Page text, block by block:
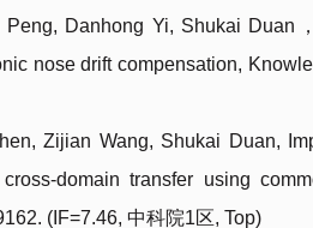
Danhong Yi, Shukai Duan，
nose drift compensation,
Zijian Wang, Shukai Duan,
domain transfer using
(IF=7.46, 中科院1区, Top)